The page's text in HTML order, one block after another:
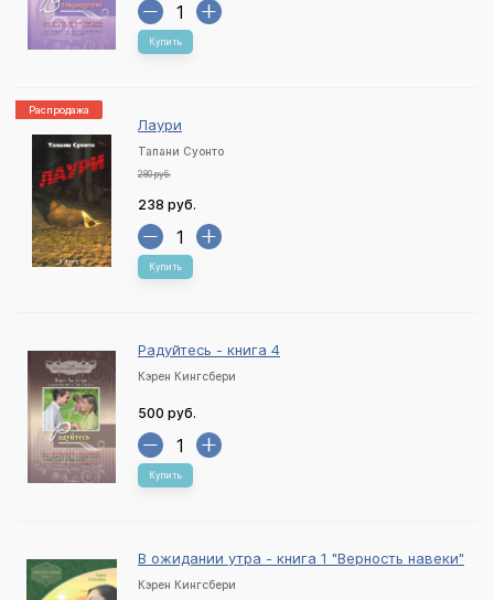
Купить
Распродажа
Лаури
Тапани Суонто
280 руб.
238 руб.
Купить
Радуйтесь - книга 4
Кэрен Кингсбери
500 руб.
Купить
В ожидании утра - книга 1 "Верность навеки"
Кэрен Кингсбери